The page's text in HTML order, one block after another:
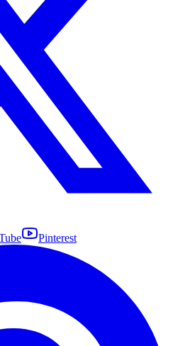
Pinterest